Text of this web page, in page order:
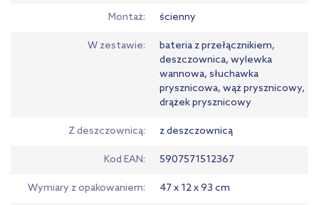
Montaż ścienny
W zestawie
bateria z przełącznikiem,
deszczownica, wylewka
wannowa, słuchawka
prysznicowa, wąż prysznicowy,
drążek prysznicowy
Z deszczownicą z deszczownicą
Kod EAN 5907571512367
Wymiary z opakowaniem 47 x 12 x 93 cm